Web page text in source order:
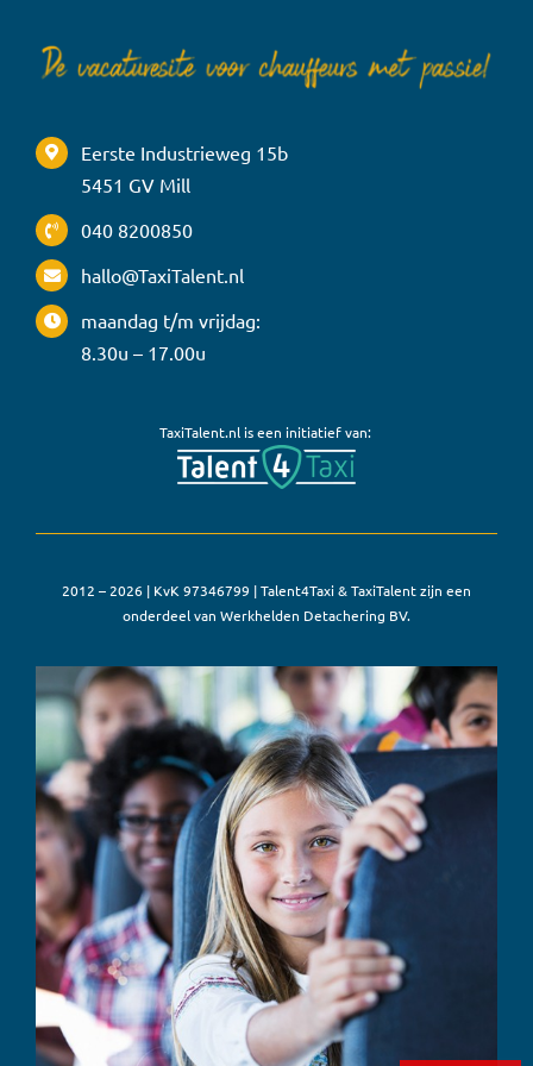
Eerste Industrieweg 15b
5451 GV Mill
040 8200850
hallo@TaxiTalent.nl
maandag t/m vrijdag:
8.30u – 17.00u
TaxiTalent.nl is een initiatief van:
2012 – 2026 | KvK 97346799 | Talent4Taxi & TaxiTalent zijn een
onderdeel van Werkhelden Detachering BV.